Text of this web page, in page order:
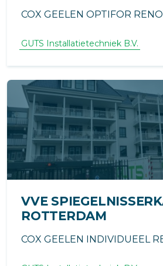
COX GEELEN OPTIFOR
GUTS Installatietechniek B.V.
VVE
ROTTERDAM
COX GEELEN INDIVIDUEEL